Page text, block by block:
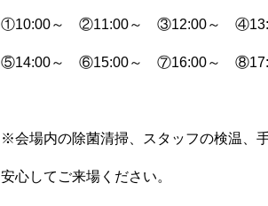
①10:00～ ②11:00～ ③12:00～
⑤14:00～ ⑥15:00～ ⑦16:00～
※会場内の除菌清掃、スタッフの検温、
安心してご来場ください。